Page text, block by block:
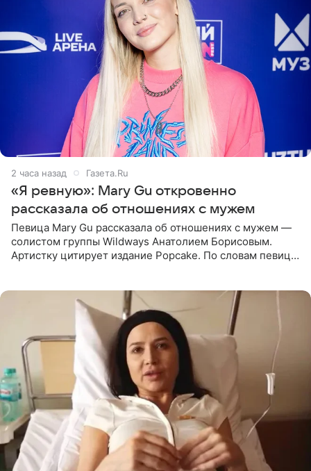
3 часа назад Газета.Ru
«Я ревную»: Mary Gu откровенно
рассказала об отношениях с мужем
Певица Mary Gu рассказала об отношениях с мужем —
солистом группы Wildways Анатолием Борисовым.
Артистку цитирует издание Popcake. По словам певицы,